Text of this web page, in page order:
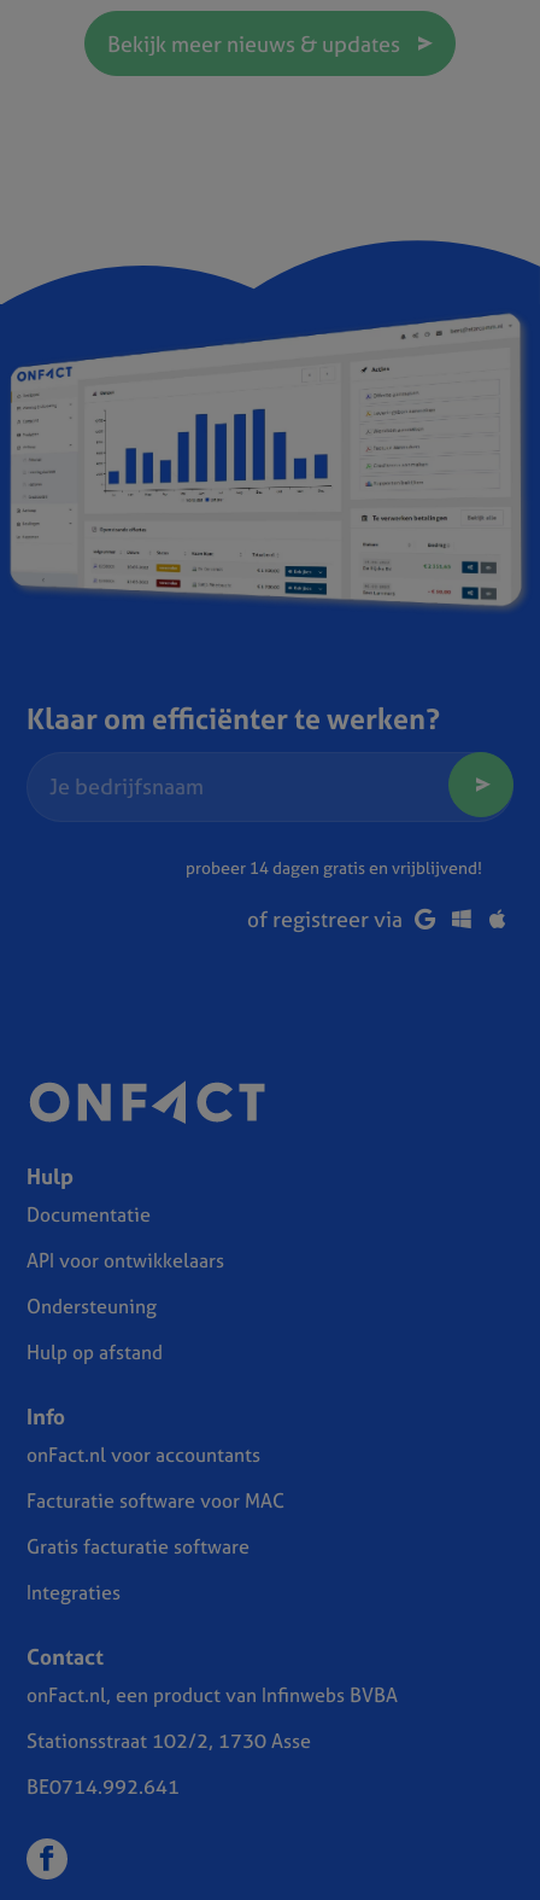
Bekijk meer nieuws & updates
Klaar om efficiënter te werken?
probeer 14 dagen gratis en vrijblijvend!
of registreer via
Hulp
Documentatie
API voor ontwikkelaars
Ondersteuning
Hulp op afstand
Info
onFact.nl voor accountants
Facturatie software voor MAC
Gratis facturatie software
Integraties
Contact
onFact.nl, een product van Infinwebs BVBA
Stationsstraat 102/2, 1730 Asse
BE0714.992.641